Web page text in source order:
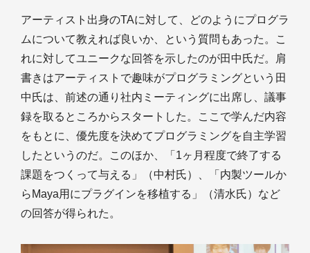
アーティスト出身のTAに対して、どのようにプログラ
ムについて教えれば良いか、という質問もあった。こ
れに対してユニークな回答を示したのが田中氏だ。肩
書きはアーティストで趣味がプログラミングという田
中氏は、前述の通り社内ミーティングに出席し、議事
録を取るところからスタートした。ここで学んだ内容
をもとに、優先度を決めてプログラミングを自主学習
したというのだ。このほか、「1ヶ月程度で終了する
課題をつくって与える」（中村氏）、「内製ツールか
らMaya用にプラグインを移植する」（清水氏）など
の回答が得られた。